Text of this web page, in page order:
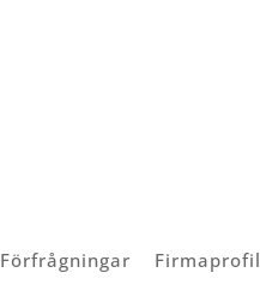
Förfrågningar Firmaprofil